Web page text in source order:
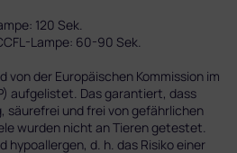
120 Sek.
Lampe: 60-90 Sek.
von der Europäischen Kommission im
aufgelistet. Das garantiert, dass
säurefrei und frei von gefährlichen
wurden nicht an Tieren getestet.
hypoallergen, d. h. das Risiko einer